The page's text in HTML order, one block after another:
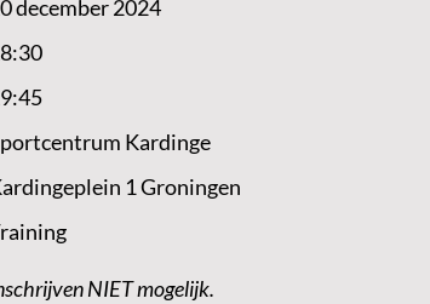
december 2024
Kardinge
1 Groningen
NIET mogelijk.